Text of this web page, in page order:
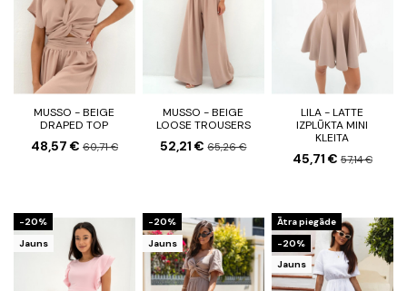
MUSSO - BEIGE
DRAPED TOP
48,57 € 60,71 €
MUSSO - BEIGE
LOOSE TROUSERS
52,21 €65,26 €
LILA - LATTE
IZPLŪKTA MINI
KLEITA
45,71 € 57,14 €
-20%
Jauns
-20%
Jauns
Ātra piegāde
-20%
Jauns